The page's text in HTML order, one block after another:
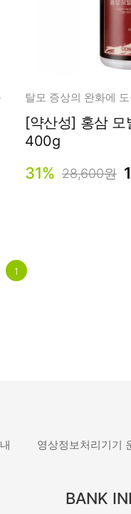
탈모 증상의 완화에
[약산성] 홍삼 모
400g
31% 28,600원
1
영상정보처리기기
BANK